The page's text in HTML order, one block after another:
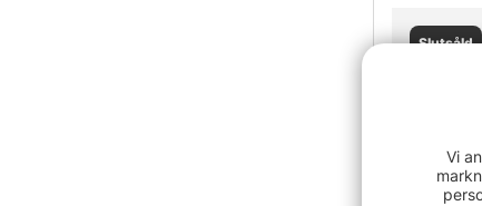
Slutsåld
Vi